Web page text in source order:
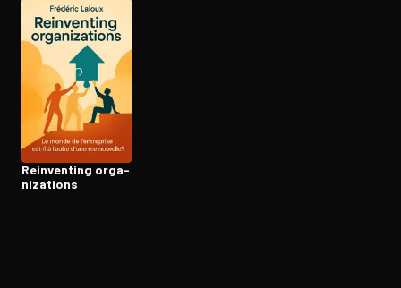
Ouvre l'app Appareil photo, pointe sur le code. C'est gratuit à
Reinventing or­ga­
ni­za­tions